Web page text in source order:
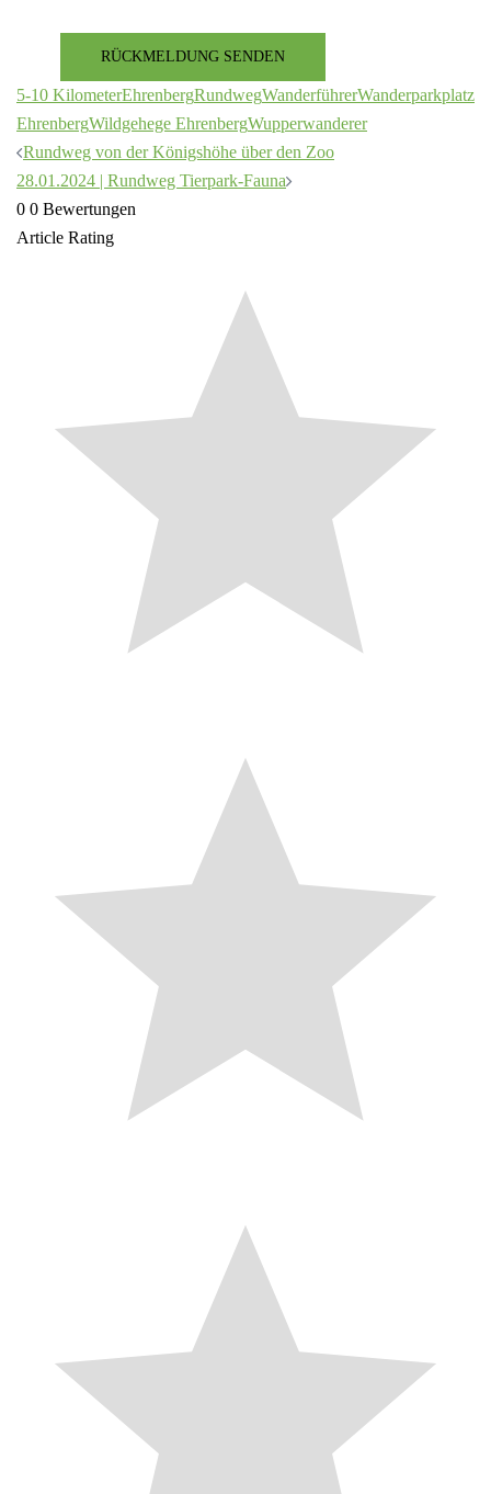
RÜCKMELDUNG SENDEN
5-10 KilometerEhrenbergRundwegWanderführerWanderparkplatz
EhrenbergWildgehege EhrenbergWupperwanderer
Beitragsnavigation
Rundweg von der Königshöhe über den Zoo
28.01.2024 | Rundweg Tierpark-Fauna
0 0 Bewertungen
Article Rating